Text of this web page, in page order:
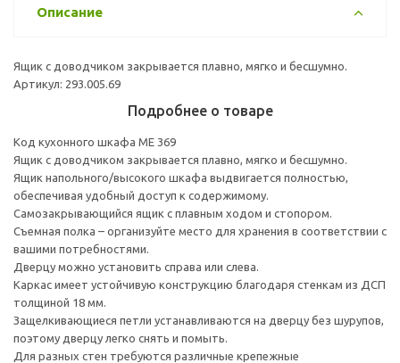
Описание
Ящик с доводчиком закрывается плавно, мягко и бесшумно.
Артикул: 293.005.69
Подробнее о товаре
Код кухонного шкафа ME 369
Ящик с доводчиком закрывается плавно, мягко и бесшумно.
Ящик напольного/высокого шкафа выдвигается полностью,
обеспечивая удобный доступ к содержимому.
Cамозакрывающийся ящик с плавным ходом и стопором.
Съемная полка – организуйте место для хранения в соответствии с
вашими потребностями.
Дверцу можно установить справа или слева.
Каркас имеет устойчивую конструкцию благодаря стенкам из ДСП
толщиной 18 мм.
Защелкивающиеся петли устанавливаются на дверцу без шурупов,
поэтому дверцу легко снять и помыть.
Для разных стен требуются различные крепежные